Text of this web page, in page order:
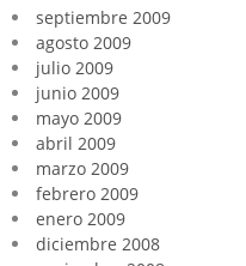
septiembre 2009
agosto 2009
julio 2009
junio 2009
mayo 2009
abril 2009
marzo 2009
febrero 2009
enero 2009
diciembre 2008